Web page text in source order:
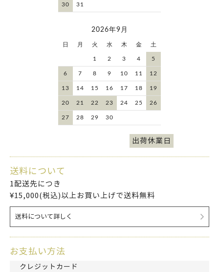
30 31
2026年9月
日 月 火 水 木 金 土
1 2 3 4 5
6 7 8 9 10 11 12
13 14 15 16 17 18 19
20 21 22 23 24 25 26
27 28 29 30
出荷休業日
送料について
1配送先につき
¥15,000(税込)以上お買い上げで送料無料
送料について詳しく
お支払い方法
クレジットカード